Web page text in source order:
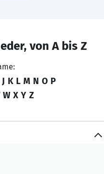
von A bis Z
J K L M N O P
W X Y Z